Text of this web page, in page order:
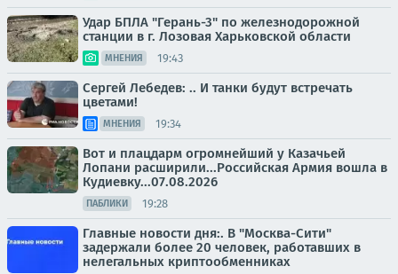
Удар БПЛА "Герань-3" по железнодорожной
станции в г. Лозовая Харьковской области
МНЕНИЯ 19:43
Сергей Лебедев: .. И танки будут встречать
цветами!
МНЕНИЯ 19:34
Вот и плацдарм огромнейший у Казачьей
Лопани расширили...Российская Армия вошла в
Кудиевку...07.08.2026
ПАБЛИКИ 19:28
Главные новости дня:. В "Москва-Сити"
задержали более 20 человек, работавших в
нелегальных криптообменниках